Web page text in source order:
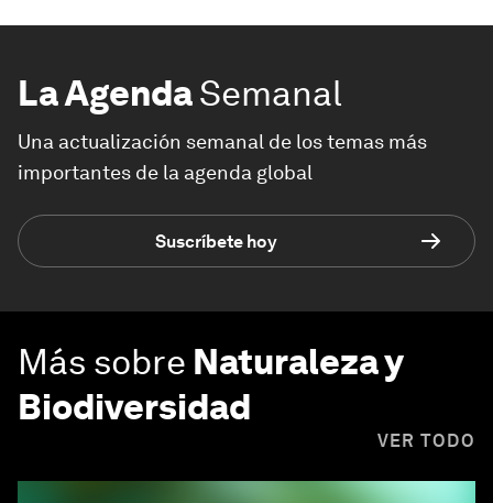
La AgendaSemanal
Una actualización semanal de los temas más
importantes de la agenda global
Suscríbete hoy
Más sobre Naturaleza y
Biodiversidad
VER TODO